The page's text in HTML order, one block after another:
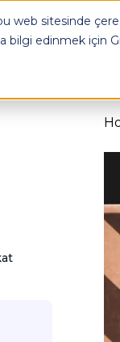
web sitesinde
bilgi edinmek için